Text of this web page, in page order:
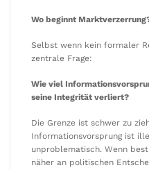
Wo beginnt
Selbst wenn kein formaler
zentrale Frage:
Wie viel
seine Integrität verliert?
Die Grenze ist schwer zu
Informationsvorsprung ist
unproblematisch. Wenn
näher an politischen